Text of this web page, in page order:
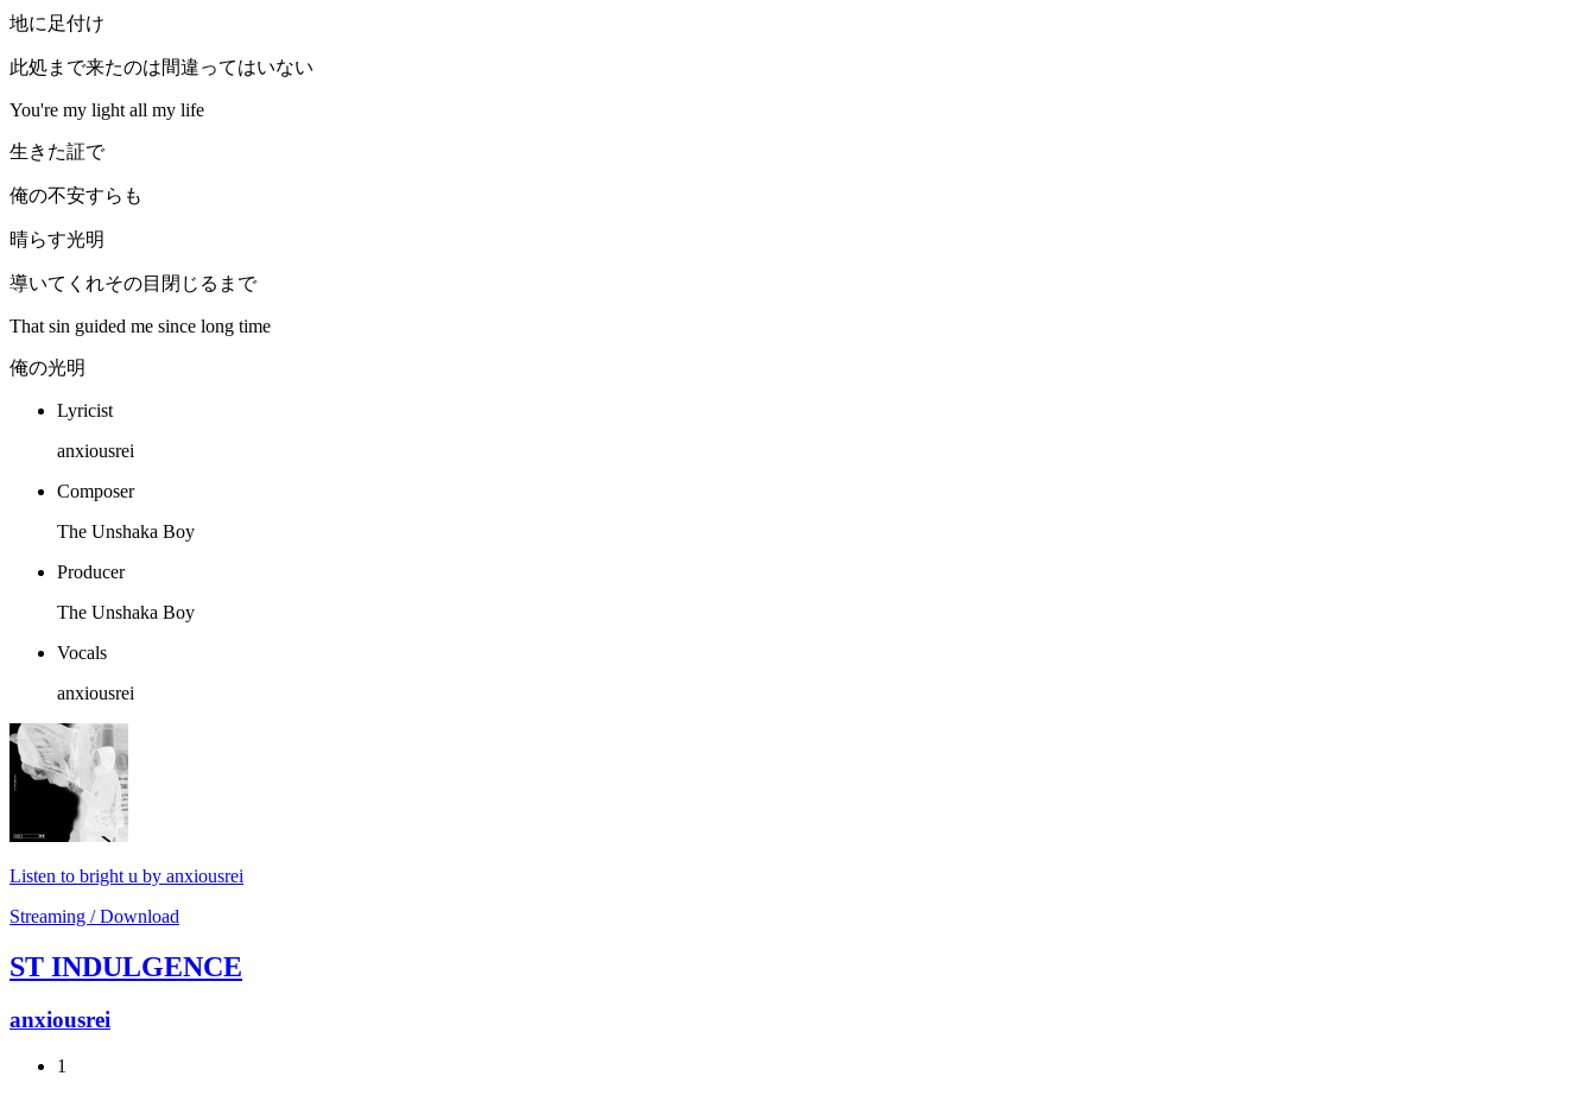
地に足付け
此処まで来たのは間違ってはいない
You're my light all my life
生きた証で
俺の不安すらも
晴らす光明
導いてくれその目閉じるまで
That sin guided me since long time
俺の光明
Lyricist
anxiousrei
Composer
The Unshaka Boy
Producer
The Unshaka Boy
Vocals
anxiousrei
Listen to bright u by anxiousrei
Streaming / Download
ST INDULGENCE
anxiousrei
1